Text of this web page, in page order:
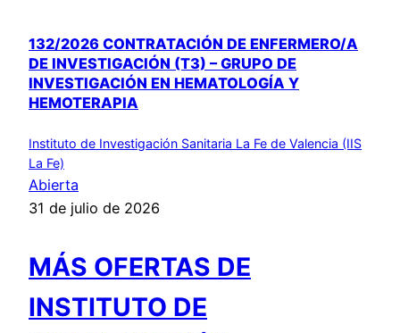
132/2026 CONTRATACIÓN DE ENFERMERO/A
DE INVESTIGACIÓN (T3) – GRUPO DE
INVESTIGACIÓN EN HEMATOLOGÍA Y
HEMOTERAPIA
Instituto de Investigación Sanitaria La Fe de Valencia (IIS
La Fe)
Abierta
31 de julio de 2026
MÁS OFERTAS DE
INSTITUTO DE